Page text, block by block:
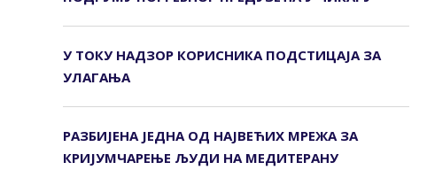
У ТОКУ НАДЗОР КОРИСНИКА ПОДСТИЦАЈА ЗА
УЛАГАЊА
РАЗБИЈЕНА ЈЕДНА ОД НАЈВЕЋИХ МРЕЖА ЗА
КРИЈУМЧАРЕЊЕ ЉУДИ НА МЕДИТЕРАНУ